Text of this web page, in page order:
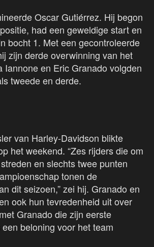
Oscar Gutiérrez. Hij begon
had een geweldige start en
bocht 1. Met een gecontroleerde
zijn derde overwinning van het
Iannone en Eric Granado volgden
tweede en derde.
van Harley-Davidson blikte
het weekend. “Zes rijders die om
en slechts twee punten
tonen de
dit seizoen,” zei hij. Granado en
ook hun tevredenheid uit over
Granado die zijn eerste
beloning voor het team